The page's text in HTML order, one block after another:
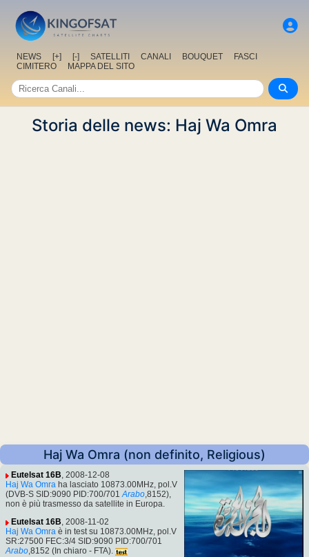
NEWS [+] [-] SATELLITI CANALI BOUQUET
FASCI
CIMITERO
MAPPA DEL SITO
Storia delle news: Haj Wa Omra
Haj Wa Omra (non definito, Religious)
Eutelsat 16B, 2008-12-08
Haj Wa Omra ha lasciato 10873.00MHz, pol.V
(DVB-S SID:9090 PID:700/701 Arabo,8152),
non è più trasmesso da satellite in Europa.
Eutelsat 16B, 2008-11-02
Haj Wa Omra è in test su 10873.00MHz, pol.V
SR:27500 FEC:3/4 SID:9090 PID:700/701
Arabo,8152 (In chiaro - FTA).